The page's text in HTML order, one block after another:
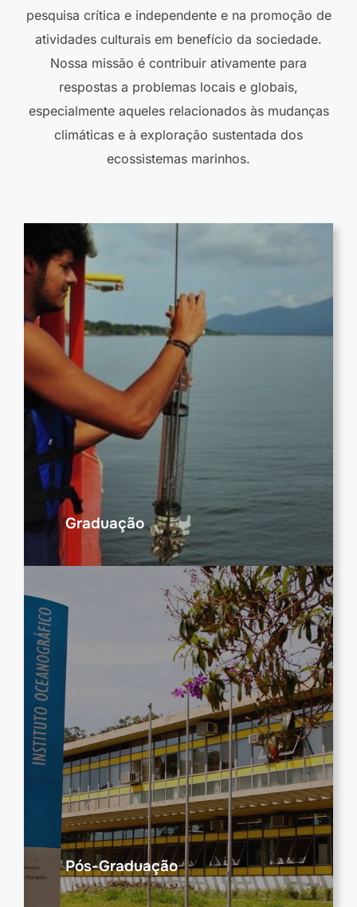
pesquisa crítica e independente e na promoção de
atividades culturais em benefício da sociedade.
Nossa missão é contribuir ativamente para
respostas a problemas locais e globais,
especialmente aqueles relacionados às mudanças
climáticas e à exploração sustentada dos
ecossistemas marinhos.
Graduação
Pós-Graduação